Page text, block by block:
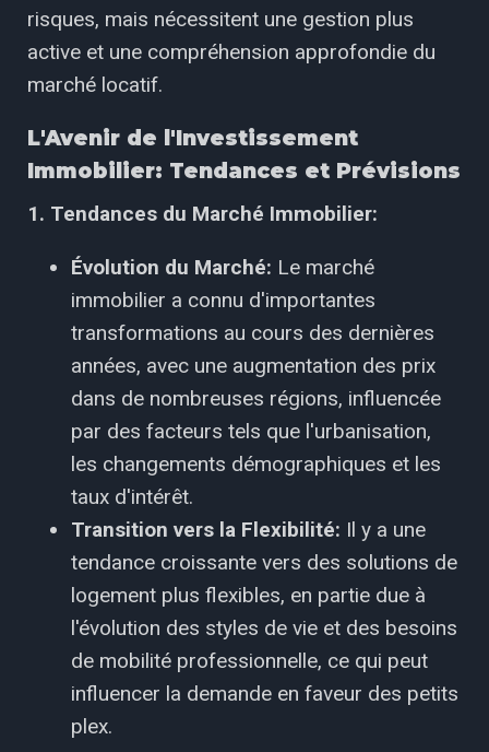
risques, mais nécessitent une gestion plus
active et une compréhension approfondie du
marché locatif.
L'Avenir de l'Investissement
Immobilier: Tendances et Prévisions
1. Tendances du Marché Immobilier:
Évolution du Marché: Le marché
immobilier a connu d'importantes
transformations au cours des dernières
années, avec une augmentation des prix
dans de nombreuses régions, influencée
par des facteurs tels que l'urbanisation,
les changements démographiques et les
taux d'intérêt.
Transition vers la Flexibilité: Il y a une
tendance croissante vers des solutions de
logement plus flexibles, en partie due à
l'évolution des styles de vie et des besoins
de mobilité professionnelle, ce qui peut
influencer la demande en faveur des petits
plex.